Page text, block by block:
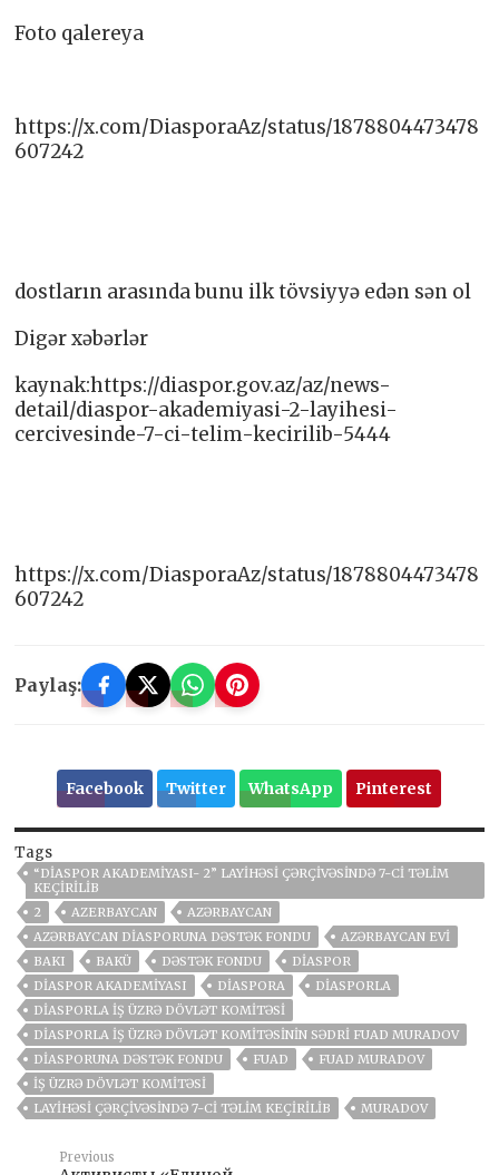
Foto qalereya
https://x.com/DiasporaAz/status/1878804473478
607242
dostların arasında bunu ilk tövsiyyə edən sən ol
Digər xəbərlər
kaynak:https://diaspor.gov.az/az/news-
detail/diaspor-akademiyasi-2-layihesi-
cercivesinde-7-ci-telim-kecirilib-5444
https://x.com/DiasporaAz/status/1878804473478
607242
Paylaş:
Facebook Twitter WhatsApp Pinterest
Tags
“DIASPOR AKADEMIYASI- 2” LAYIHƏSI ÇƏRÇIVƏSINDƏ 7-CI TƏLIM
KEÇIRILIB
2
AZERBAYCAN
AZƏRBAYCAN
AZƏRBAYCAN DIASPORUNA DƏSTƏK FONDU
AZƏRBAYCAN EVI
BAKI
BAKÜ DƏSTƏK FONDU
DIASPOR
DIASPOR AKADEMIYASI
DIASPORA
DIASPORLA
DIASPORLA İŞ ÜZRƏ DÖVLƏT KOMITƏSI
DIASPORLA İŞ ÜZRƏ DÖVLƏT KOMITƏSININ SƏDRI FUAD MURADOV
DIASPORUNA DƏSTƏK FONDU
FUAD
FUAD MURADOV
İŞ ÜZRƏ DÖVLƏT KOMITƏSI
LAYIHƏSI ÇƏRÇIVƏSINDƏ 7-CI TƏLIM KEÇIRILIB
MURADOV
Previous